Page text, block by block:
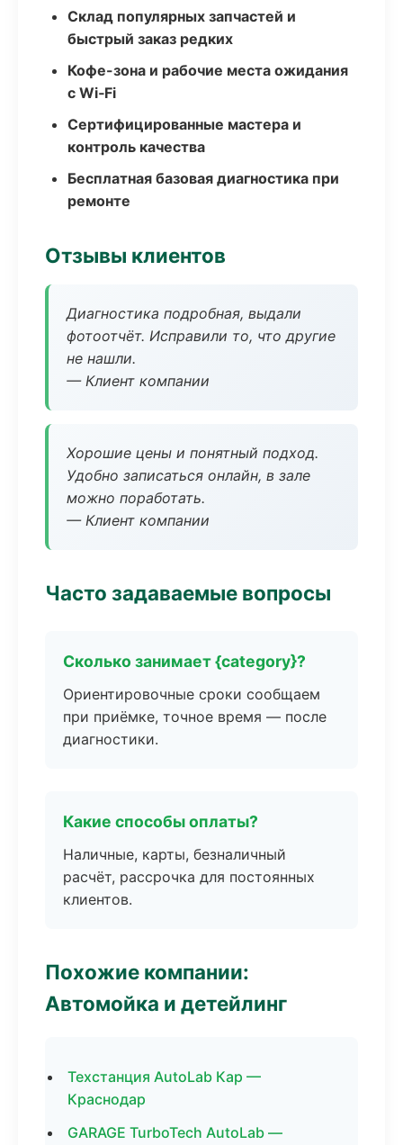
Склад популярных запчастей и
быстрый заказ редких
Кофе-зона и рабочие места ожидания
с Wi‑Fi
Сертифицированные мастера и
контроль качества
Бесплатная базовая диагностика при
ремонте
Отзывы клиентов
Диагностика подробная, выдали
фотоотчёт. Исправили то, что другие
не нашли.
— Клиент компании
Хорошие цены и понятный подход.
Удобно записаться онлайн, в зале
можно поработать.
— Клиент компании
Часто задаваемые вопросы
Сколько занимает {category}?
Ориентировочные сроки сообщаем
при приёмке, точное время — после
диагностики.
Какие способы оплаты?
Наличные, карты, безналичный
расчёт, рассрочка для постоянных
клиентов.
Похожие компании:
Автомойка и детейлинг
Техстанция AutoLab Кар —
Краснодар
GARAGE TurboTech AutoLab —